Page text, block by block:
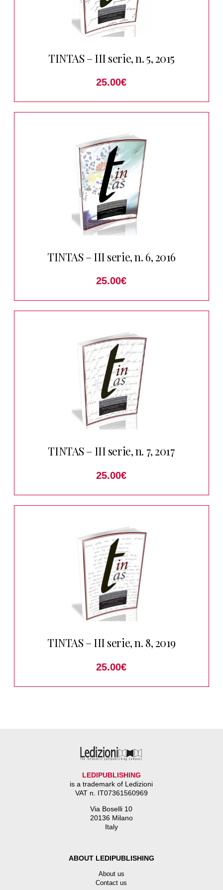
TINTAS – III serie, n. 5, 2015
25.00€
TINTAS – III serie, n. 6, 2016
25.00€
TINTAS – III serie, n. 7, 2017
25.00€
TINTAS – III serie, n. 8, 2019
25.00€
LEDIPUBLISHING
is a trademark of Ledizioni
VAT n. IT07361560969
Via Boselli 10
20136 Milano
Italy
ABOUT LEDIPUBLISHING
About us
Contact us